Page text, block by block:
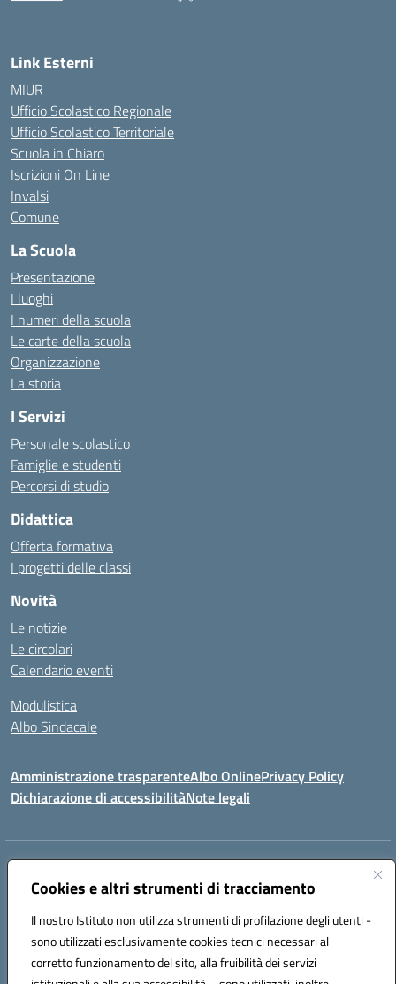
Cookies e altri strumenti di tracciamento
Il nostro Istituto non utilizza strumenti di profilazione degli utenti -
sono utilizzati esclusivamente cookies tecnici necessari al
corretto funzionamento del sito, alla fruibilità dei servizi
Link Esterni
MIUR
Ufficio Scolastico Regionale
Ufficio Scolastico Territoriale
Scuola in Chiaro
Iscrizioni On Line
Invalsi
Comune
La Scuola
Presentazione
I luoghi
I numeri della scuola
Le carte della scuola
Organizzazione
La storia
I Servizi
Personale scolastico
Famiglie e studenti
Percorsi di studio
Didattica
Offerta formativa
I progetti delle classi
Novità
Le notizie
Le circolari
Calendario eventi
Modulistica
Albo Sindacale
Amministrazione trasparenteAlbo OnlinePrivacy Policy
Dichiarazione di accessibilitàNote legali
Indirizzo:
Centralino:0994722507 Email:TAIC873006@istruzione.it
Codice fiscale: 90279480736
Codice meccanografico:
TAIC873006
Codice unico di fatturazione (CUF): 488XBQ